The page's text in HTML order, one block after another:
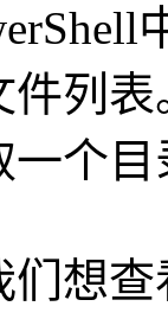
列
一个
们想